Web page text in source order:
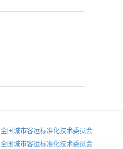
全国城市客运标准化技术委员会
全国城市客运标准化技术委员会